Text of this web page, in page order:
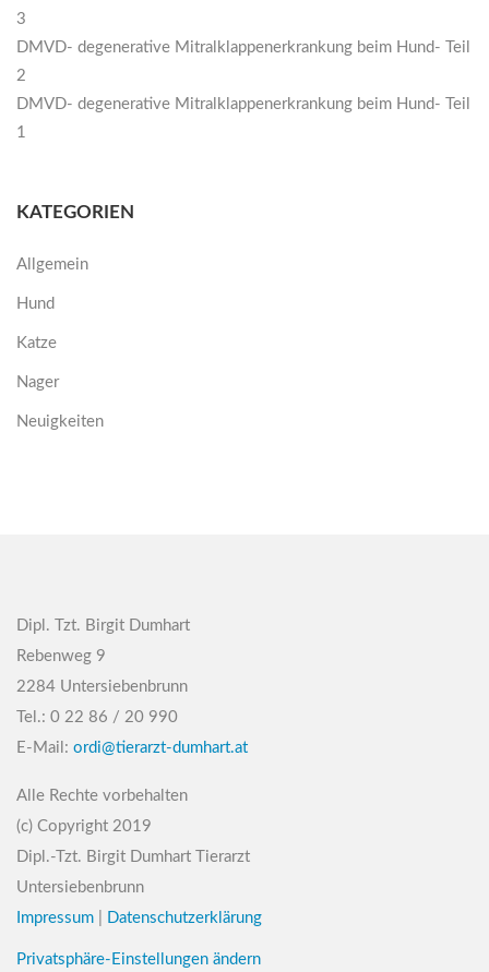
3
DMVD- degenerative Mitralklappenerkrankung beim Hund- Teil
2
DMVD- degenerative Mitralklappenerkrankung beim Hund- Teil
1
KATEGORIEN
Allgemein
Hund
Katze
Nager
Neuigkeiten
Dipl. Tzt. Birgit Dumhart
Rebenweg 9
2284 Untersiebenbrunn
Tel.: 0 22 86 / 20 990
E-Mail: ordi@tierarzt-dumhart.at
Alle Rechte vorbehalten
(c) Copyright 2019
Dipl.-Tzt. Birgit Dumhart Tierarzt
Untersiebenbrunn
Impressum
Datenschutzerklärung
Privatsphäre-Einstellungen ändern